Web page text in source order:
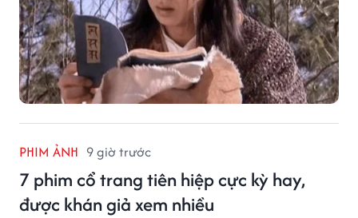
PHIM ẢNH 9 giờ trước
7 phim cổ trang tiên hiệp cực kỳ hay,
được khán giả xem nhiều